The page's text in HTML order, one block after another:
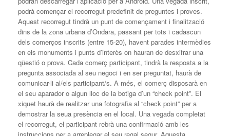
podrà començar el recorregut predefinit de preguntes i proves.
Aquest recorregut tindrà un punt de començament i finalització
dins de la zona urbana d’Ondara, passant per tots i cadascun
dels comerços inscrits (entre 15-20), havent parades intermèdies
en els monuments i punts d’interès on hauran de desxifrar una
qüestió o prova. Cada comerç participant, tindrà la resposta a la
pregunta associada al seu negoci i en ser preguntat, haurà de
comunicar-li al/els participant/s. A més, el comerç disposarà en
el seu aparador o algun lloc de la botiga d’un “check point”. El
xiquet haurà de realitzar una fotografia al “check point” per a
demostrar la seua presència en el local. Una vegada completat
el recorregut, el participant rebrà una confirmació amb les